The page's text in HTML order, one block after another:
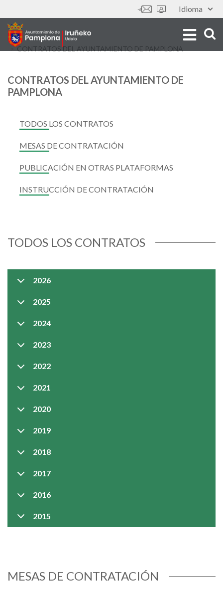
to
main
content
Idioma
Tools
CONTRATOS DEL AYUNTAMIENTO DE PAMPLONA
CONTRATOS DEL AYUNTAMIENTO DE
PAMPLONA
TODOS LOS CONTRATOS
MESAS DE CONTRATACIÓN
PUBLICACIÓN EN OTRAS PLATAFORMAS
INSTRUCCIÓN DE CONTRATACIÓN
TODOS LOS CONTRATOS
2026
2025
2024
2023
2022
2021
2020
2019
2018
2017
2016
2015
MESAS DE CONTRATACIÓN